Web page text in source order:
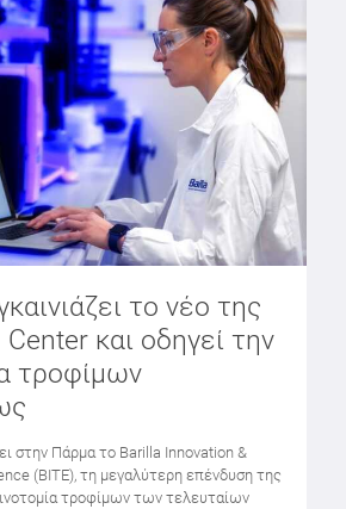
το νέο της
και οδηγεί την
τροφίμων
στην Πάρμα το Barilla Innovation &
(BITE), τη μεγαλύτερη επένδυση της
τροφίμων των τελευταίων